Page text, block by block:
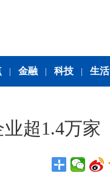
金融 科技 生活
超1.4万家